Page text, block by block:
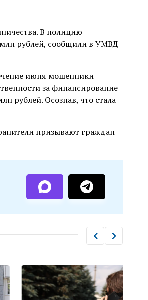
В полицию
млн рублей, сообщили в УМВД
июня мошенники
за финансирование
рублей. Осознав, что стала
призывают граждан